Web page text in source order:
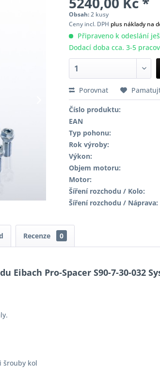
Obsah:2 kusy
Ceny incl. DPH plus náklady na
Připraveno k odeslání
Dodací doba cca. 3-5
Porovnat
Číslo produktu:
EAN
Typ pohonu:
Rok výroby:
Výkon:
Objem motoru:
Motor:
Šíření rozchodu / Kolo:
Šíření rozchodu / Náprava:
Recenze 0
Eibach Pro-Spacer S90-7-30-032
šrouby kol